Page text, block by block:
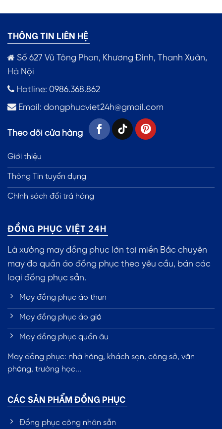
THÔNG TIN LIÊN HỆ
Số 627 Vũ Tông Phan, Khương Đình, Thanh Xuân,
Hà Nội
Hotline: 0986.368.862
Email: dongphucviet24h@gmail.com
Theo dõi cửa hàng
Giới thiệu
Thông Tin tuyển dụng
Chính sách đổi trả hàng
ĐỒNG PHỤC VIỆT 24H
Là xưởng may đồng phục lớn tại miền Bắc chuyên
may đo quần áo đồng phục theo yêu cầu, bán các
loại đồng phục sẵn.
May đồng phục áo thun
May đồng phục áo gió
May đồng phục quần âu
May đồng phục: nhà hàng, khách sạn, công sở, văn
phòng, trường học...
CÁC SẢN PHẨM ĐỒNG PHỤC
Đồng phục công nhân sẵn